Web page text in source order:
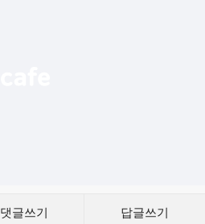
댓글쓰기 답글쓰기